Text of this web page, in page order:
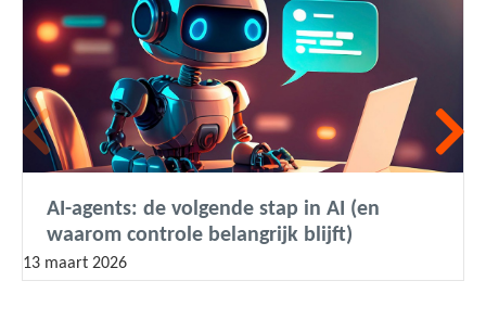
AI-agents: de volgende stap in AI (en
waarom controle belangrijk blijft)
13 maart 2026